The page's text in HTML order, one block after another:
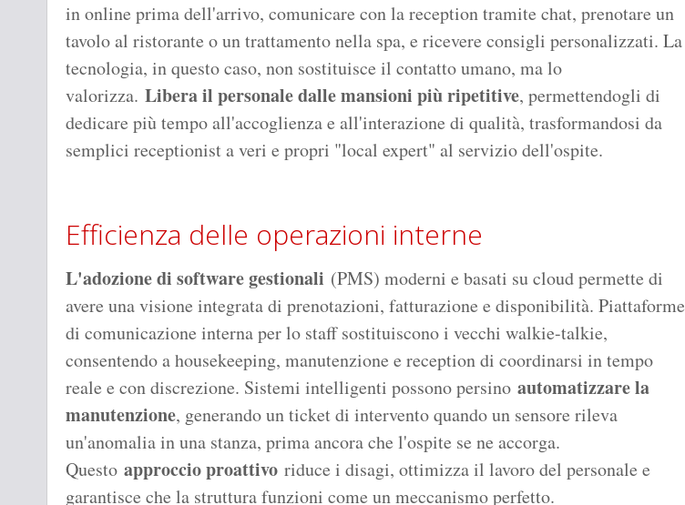
in online prima dell'arrivo, comunicare con la reception tramite chat, prenotare un
tavolo al ristorante o un trattamento nella spa, e ricevere consigli personalizzati. La
tecnologia, in questo caso, non sostituisce il contatto umano, ma lo
valorizza. Libera il personale dalle mansioni più ripetitive, permettendogli di
dedicare più tempo all'accoglienza e all'interazione di qualità, trasformandosi da
semplici receptionist a veri e propri "local expert" al servizio dell'ospite.
Efficienza delle operazioni interne
L'adozione di software gestionali (PMS) moderni e basati su cloud permette di
avere una visione integrata di prenotazioni, fatturazione e disponibilità. Piattaforme
di comunicazione interna per lo staff sostituiscono i vecchi walkie-talkie,
consentendo a housekeeping, manutenzione e reception di coordinarsi in tempo
reale e con discrezione. Sistemi intelligenti possono persino automatizzare la
manutenzione, generando un ticket di intervento quando un sensore rileva
un'anomalia in una stanza, prima ancora che l'ospite se ne accorga.
Questo approccio proattivo riduce i disagi, ottimizza il lavoro del personale e
garantisce che la struttura funzioni come un meccanismo perfetto.